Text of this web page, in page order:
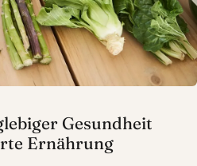
Gesundheit
Ernährung